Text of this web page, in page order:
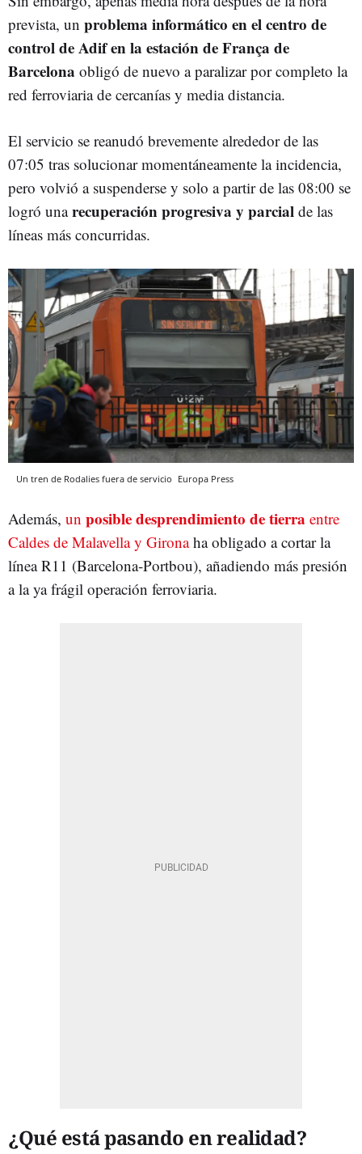
prevista, un problema informático en el centro de
control de Adif en la estación de França de
Barcelona obligó de nuevo a paralizar por completo la
red ferroviaria de cercanías y media distancia.
El servicio se reanudó brevemente alrededor de las
07:05 tras solucionar momentáneamente la incidencia,
pero volvió a suspenderse y solo a partir de las 08:00 se
logró unarecuperación progresiva y parcial de las
líneas más concurridas.
Un tren de Rodalies fuera de servicio Europa Press
Además, un posible desprendimiento de tierra entre
Caldes de Malavella y Gironaha obligado a cortar la
línea R11 (Barcelona-Portbou), añadiendo más presión
a la ya frágil operación ferroviaria.
¿Qué está pasando en realidad?